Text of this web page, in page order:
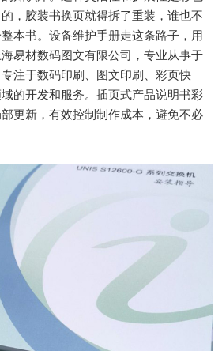
，胶装书换页就得拆了重装，谁也不
本书。设备维护手册走这条路子，用
易材数码图文有限公司，专业从事于
注于数码印刷、图文印刷、彩页快
的开发和服务。插页式产品说明书彩
更新，有效控制制作成本，避免不必